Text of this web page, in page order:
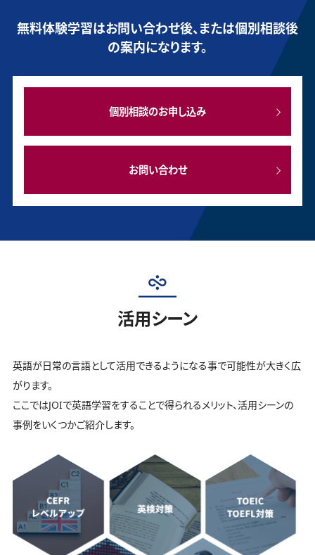
無料体験学習はお問い合わせ後、または個別相談後
の案内になります。
個別相談のお申し込み
お問い合わせ
活用シーン
英語が日常の言語として活用できるようになる事で可能性が大きく広
がります。
ここではJOIで英語学習をすることで得られるメリット、活用シーンの
事例をいくつかご紹介します。